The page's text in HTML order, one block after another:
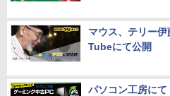
マウス、テリー
Tubeにて公開
パソコン工房に